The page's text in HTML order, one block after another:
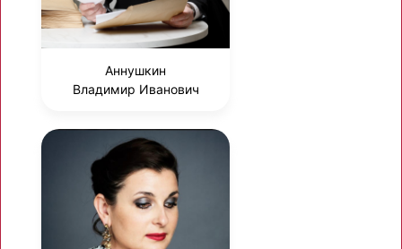
Аннушкин
Владимир Иванович